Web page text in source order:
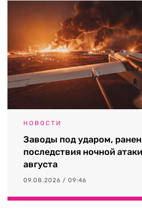
НОВОСТИ
Заводы под ударом,
последствия ночной
августа
09.08.2026 / 09:46